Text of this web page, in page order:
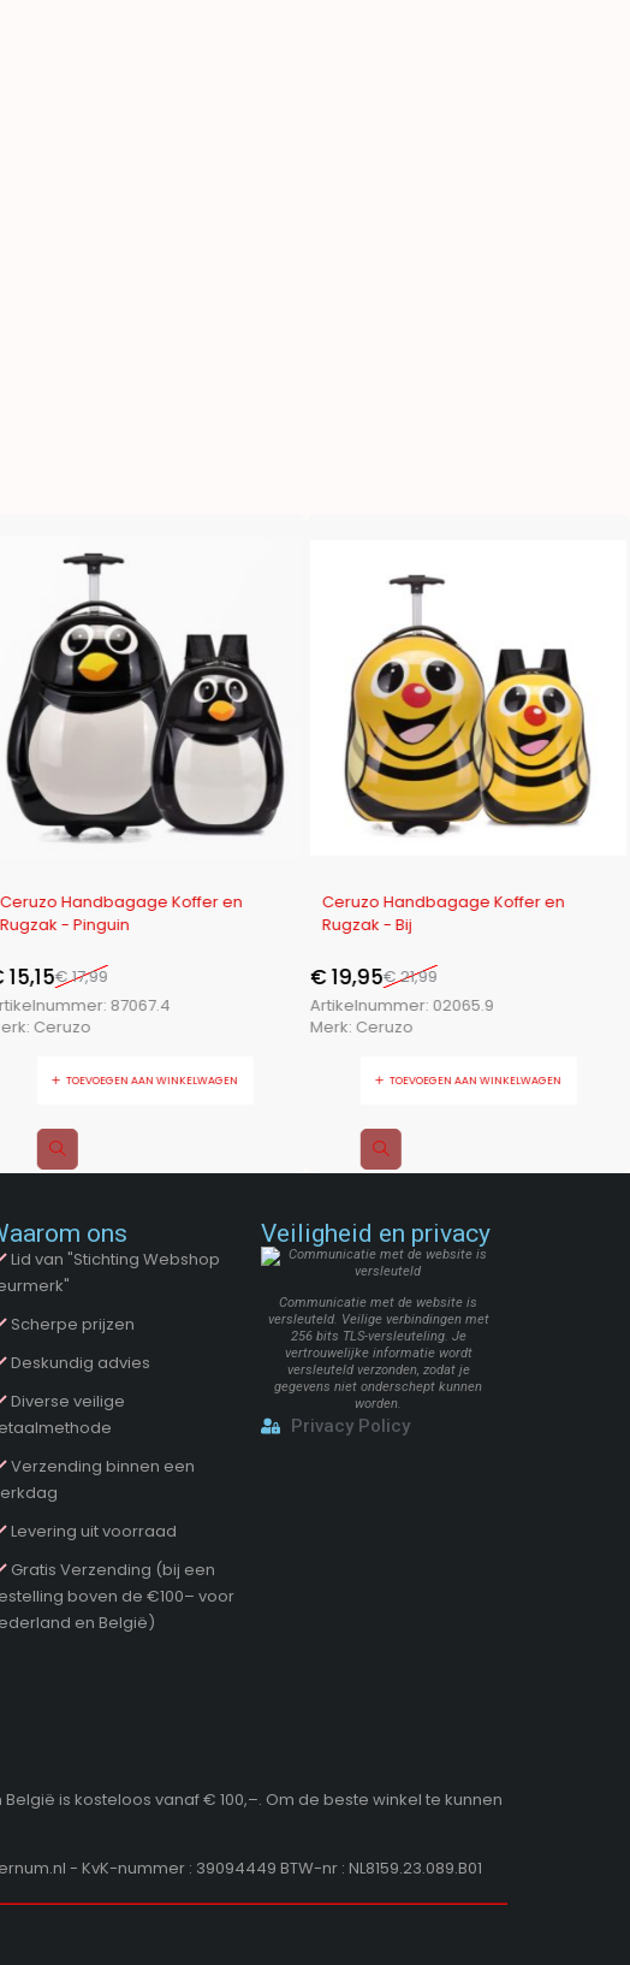
-16%
Ceruzo Handbagage Koffer en
Rugzak - Pinguin
€17,99
15,15
87067.4
Ceruzo
TOEVOEGEN AAN WINKELWAGEN
-9%
Ceruzo Handbagage Koffer en
Rugzak - Bij
€21,99
€19,95
Artikelnummer:02065.9
Merk:Ceruzo
TOEVOEGEN AAN WINKELWAGEN
ons
Lid van "Stichting Webshop
Scherpe prijzen
Deskundig advies
Diverse veilige
Verzending binnen een
Levering uit voorraad
Gratis Verzending (bij een
boven de €100– voor
en België)
Veiligheid en privacy
Communicatie met de website is
versleuteld. Veilige verbindingen met
256 bits TLS-versleuteling. Je
vertrouwelijke informatie wordt
versleuteld verzonden, zodat je
gegevens niet onderschept kunnen
worden.
Privacy Policy
is kosteloos vanaf € 100,–. Om de beste winkel te kunnen
- KvK-nummer : 39094449 BTW-nr : NL8159.23.089.B01